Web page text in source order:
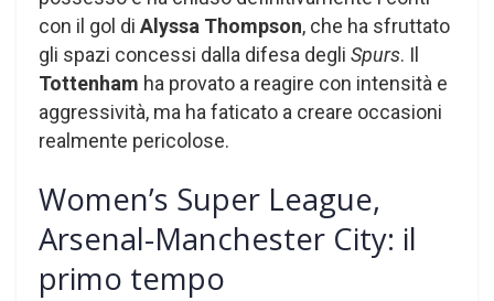
con il gol di Alyssa Thompson, che ha sfruttato
gli spazi concessi dalla difesa degli Spurs. Il
Tottenham ha provato a reagire con intensità e
aggressività, ma ha faticato a creare occasioni
realmente pericolose.
Women’s Super League,
Arsenal-Manchester City: il
primo tempo